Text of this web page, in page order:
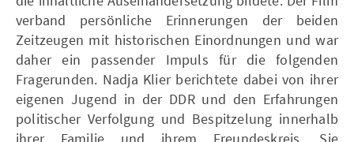
verband persönliche Erinnerungen der beiden
Zeitzeugen mit historischen Einordnungen und war
daher ein passender Impuls für die folgenden
Fragerunden. Nadja Klier berichtete dabei von ihrer
eigenen Jugend in der DDR und den Erfahrungen
politischer Verfolgung und Bespitzelung innerhalb
ihrer Familie und ihrem Freundeskreis. Sie